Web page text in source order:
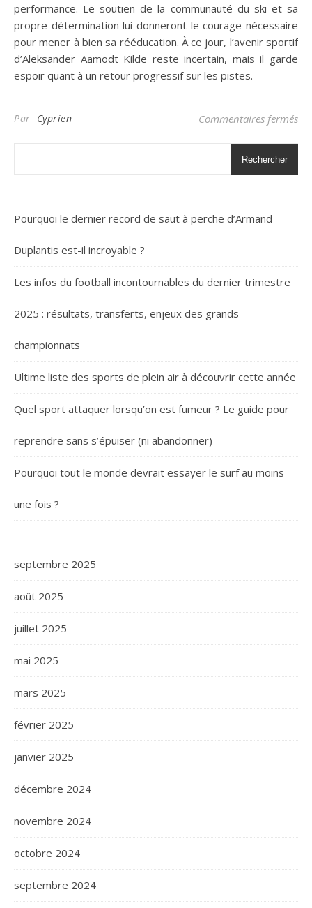
performance. Le soutien de la communauté du ski et sa
propre détermination lui donneront le courage nécessaire
pour mener à bien sa rééducation. À ce jour, l’avenir sportif
d’Aleksander Aamodt Kilde reste incertain, mais il garde
espoir quant à un retour progressif sur les pistes.
Par Cyprien Commentaires fermés
Rechercher
Pourquoi le dernier record de saut à perche d’Armand
Duplantis est-il incroyable ?
Les infos du football incontournables du dernier trimestre
2025 : résultats, transferts, enjeux des grands
championnats
Ultime liste des sports de plein air à découvrir cette année
Quel sport attaquer lorsqu’on est fumeur ? Le guide pour
reprendre sans s’épuiser (ni abandonner)
Pourquoi tout le monde devrait essayer le surf au moins
une fois ?
septembre 2025
août 2025
juillet 2025
mai 2025
mars 2025
février 2025
janvier 2025
décembre 2024
novembre 2024
octobre 2024
septembre 2024